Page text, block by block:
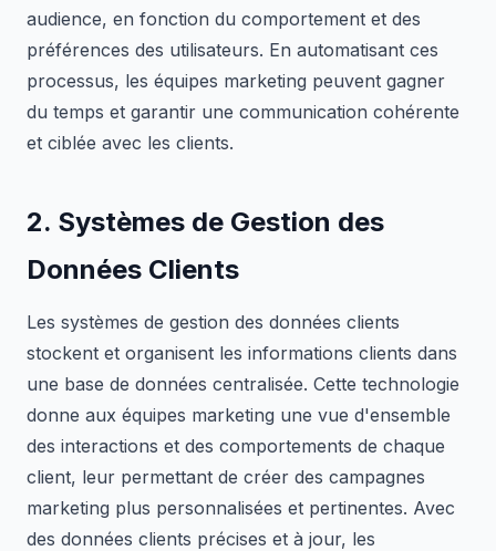
audience, en fonction du comportement et des
préférences des utilisateurs. En automatisant ces
processus, les équipes marketing peuvent gagner
du temps et garantir une communication cohérente
et ciblée avec les clients.
2. Systèmes de Gestion des
Données Clients
Les systèmes de gestion des données clients
stockent et organisent les informations clients dans
une base de données centralisée. Cette technologie
donne aux équipes marketing une vue d'ensemble
des interactions et des comportements de chaque
client, leur permettant de créer des campagnes
marketing plus personnalisées et pertinentes. Avec
des données clients précises et à jour, les